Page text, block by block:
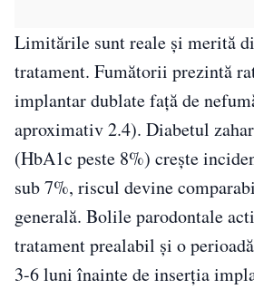
Limitările sunt reale și merită
tratament. Fumătorii prezintă
implantar dublate față de
aproximativ 2.4). Diabetul
(HbA1c peste 8%) crește
sub 7%, riscul devine
generală. Bolile parodontale
tratament prealabil și o
3-6 luni înainte de inserția